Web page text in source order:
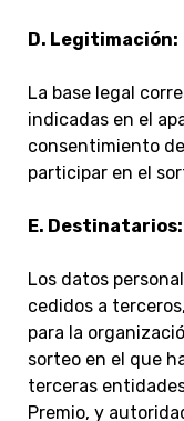
D. Legitimación:
La base legal
indicadas en el
consentimiento
participar en el
E. Destinatarios:
Los datos
cedidos a
para la
sorteo en el que
terceras
Premio, y